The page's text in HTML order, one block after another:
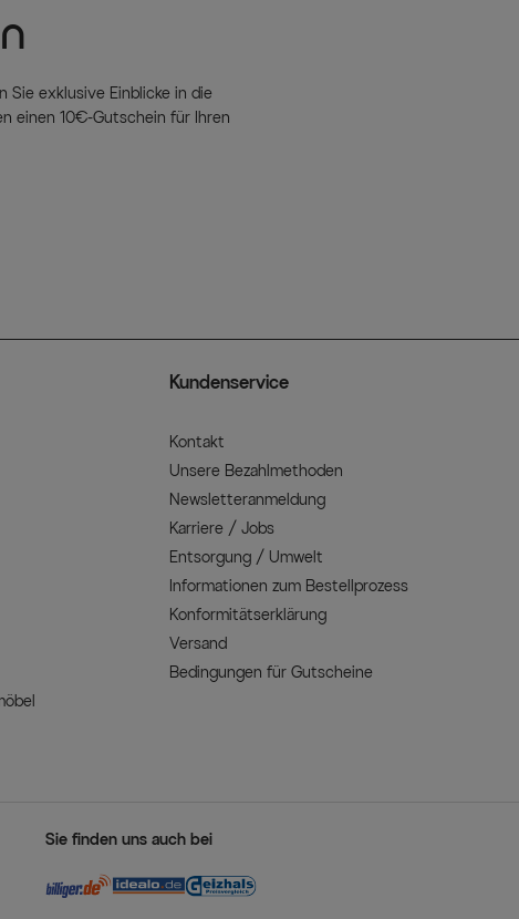
Sie exklusive Einblicke in die
einen 10€-Gutschein für Ihren
Kundenservice
Kontakt
Unsere Bezahlmethoden
Newsletteranmeldung
Karriere / Jobs
Entsorgung / Umwelt
Informationen zum Bestellprozess
Konformitätserklärung
Versand
Bedingungen für Gutscheine
Sie finden uns auch bei